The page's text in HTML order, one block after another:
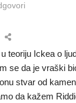
teoriju Ickea o
se da je vraški
stvar od
da kažem